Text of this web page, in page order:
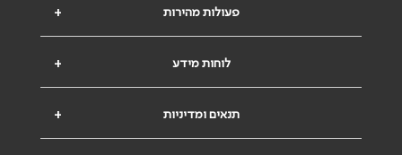
+ פעולות מהירות
+ לוחות מידע
+ תנאים ומדיניות